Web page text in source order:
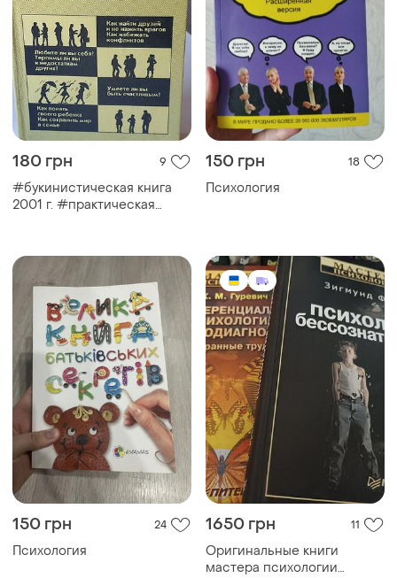
180 грн 9
#букинистическая книга
2001 г. #практическая
150 грн 18
Психология
150 грн 24
Психология
1650 грн 11
Оригинальные книги
мастера психологии